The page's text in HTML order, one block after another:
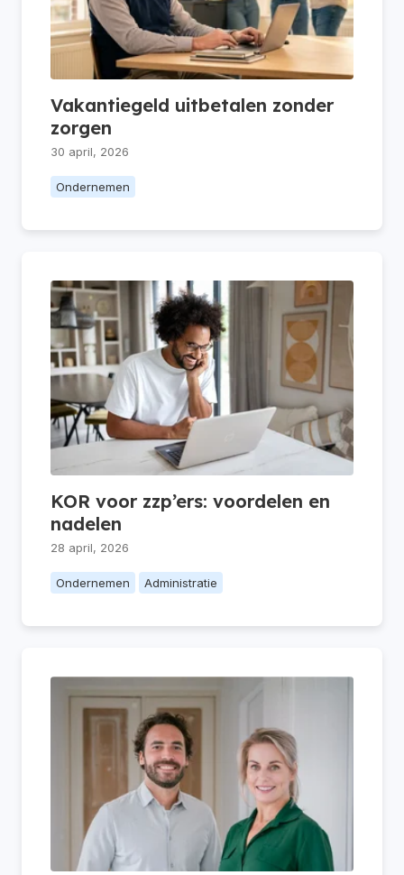
Vakantiegeld uitbetalen zonder
zorgen
30 april, 2026
Ondernemen
KOR voor zzp’ers: voordelen en
nadelen
28 april, 2026
Ondernemen Administratie